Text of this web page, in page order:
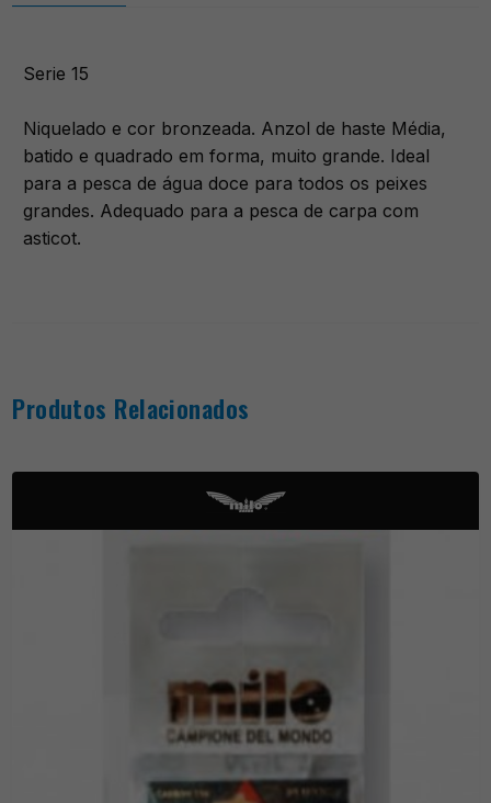
Serie 15
Niquelado e cor bronzeada. Anzol de haste Média,
batido e quadrado em forma, muito grande. Ideal
para a pesca de água doce para todos os peixes
grandes. Adequado para a pesca de carpa com
asticot.
Produtos Relacionados